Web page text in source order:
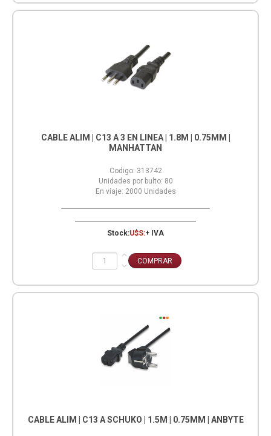
CABLE ALIM | C13 A 3 EN LINEA | 1.8M | 0.75MM |
MANHATTAN
Codigo: 313742
Unidades por bulto: 80
En viaje: 2000 Unidades
Stock:U$S:+ IVA
CABLE ALIM | C13 A SCHUKO | 1.5M | 0.75MM | ANBYTE